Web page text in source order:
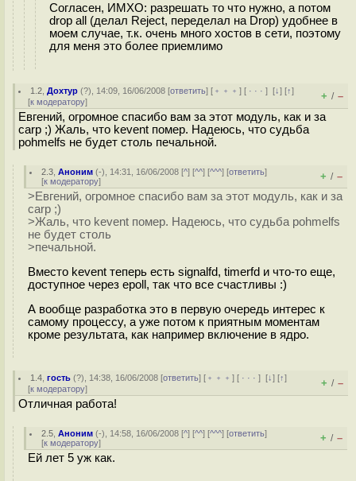
Согласен, ИМХО: разрешать то что нужно, а потом
drop all (делал Reject, переделал на Drop) удобнее в
моем случае, т.к. очень много хостов в сети, поэтому
для меня это более приемлимо
1.2 ,Дохтур (?), 14:09, 16/06/2008 [ответить] [ ﹢﹢﹢] [ · · ·][↓] [↑]
[к модератору] + / –
Евгений, огромное спасибо вам за этот модуль, как и за
carp ;) Жаль, что kevent помер. Надеюсь, что судьба
pohmelfs не будет столь печальной.
2.3 ,Аноним (-), 14:31, 16/06/2008 [^] [^^] [^^^] [ответить]
[к модератору] + / –
>Евгений, огромное спасибо вам за этот модуль, как и за
carp ;)
>Жаль, что kevent помер. Надеюсь, что судьба pohmelfs
не будет столь
>печальной.
Вместо kevent теперь есть signalfd, timerfd и что-то еще,
доступное через epoll, так что все счастливы :)
А вообще разработка это в первую очередь интерес к
самому процессу, а уже потом к приятным моментам
кроме результата, как например включение в ядро.
1.4 ,гость (?), 14:38, 16/06/2008 [ответить] [ ﹢﹢﹢] [ · · ·][↓] [↑]
[к модератору] + / –
Отличная работа!
2.5 ,Аноним (-), 14:58, 16/06/2008 [^] [^^] [^^^] [ответить]
[к модератору] + / –
Ей лет 5 уж как.